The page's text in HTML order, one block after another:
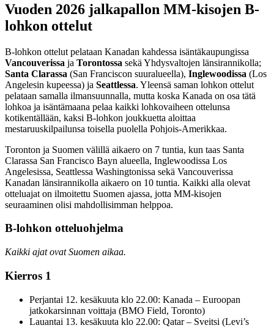
Vuoden 2026 jalkapallon MM-kisojen B-
lohkon ottelut
B-lohkon ottelut pelataan Kanadan kahdessa isäntäkaupungissa
Vancouverissa ja Torontossa sekä Yhdysvaltojen länsirannikolla;
Santa Clarassa (San Franciscon suuralueella), Inglewoodissa (Los
Angelesin kupeessa) ja Seattlessa. Yleensä saman lohkon ottelut
pelataan samalla ilmansuunnalla, mutta koska Kanada on osa tätä
lohkoa ja isäntämaana pelaa kaikki lohkovaiheen ottelunsa
kotikentällään, kaksi B-lohkon joukkuetta aloittaa
mestaruuskilpailunsa toisella puolella Pohjois-Amerikkaa.
Toronton ja Suomen välillä aikaero on 7 tuntia, kun taas Santa
Clarassa San Francisco Bayn alueella, Inglewoodissa Los
Angelesissa, Seattlessa Washingtonissa sekä Vancouverissa
Kanadan länsirannikolla aikaero on 10 tuntia. Kaikki alla olevat
otteluajat on ilmoitettu Suomen ajassa, jotta MM-kisojen
seuraaminen olisi mahdollisimman helppoa.
B-lohkon otteluohjelma
Kaikki ajat ovat Suomen aikaa.
Kierros 1
Perjantai 12. kesäkuuta klo 22.00: Kanada – Euroopan
jatkokarsinnan voittaja (BMO Field, Toronto)
Lauantai 13. kesäkuuta klo 22.00: Qatar – Sveitsi (Levi’s